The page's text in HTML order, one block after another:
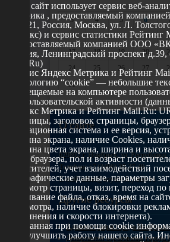
3
4 5 6
10
11 12 13
17
18 19 20
24
25 26 27
31
О сайте
629802 г. Ноябрьск, ул. Республики,
Телефон: +7 (3496) 35-37-49
E-mail: udsm@noyabrsk.yanao.ru
Другие ресурсы
Администрация города Ноябрьска
Департамент образования города
Этот сайт использует сервис веб-
Метрика , предоставляемый
119021, Россия, Москва, ул. Л.
Яндекс) и сервис статистики Рейтинг
предоставляемый компанией ООО
Россия, Ленинградский проспект
Mail.Ru)
Сервис Яндекс Метрика и Рейтинг
технологию “cookie” — небольшие
размещаемые на компьютере
их пользовательской активности
Яндекс Метрика и Рейтинг Mail.Ru:
страницы, заголовок страницы,
операционная система и ее версия,
ширина экрана, наличие Cookies,
глубина цвета экрана, ширина и
окна браузера, пол и возраст
посетителей, учет взаимодействий
географические данные, параметры
просмотр страницы, визит, переход
cкачивание файла, отказ, время на
просмотра, наличие блокировки
соединения и скорости интернета).
Собранная при помощи cookie
нам улучшить работу нашего сайта.